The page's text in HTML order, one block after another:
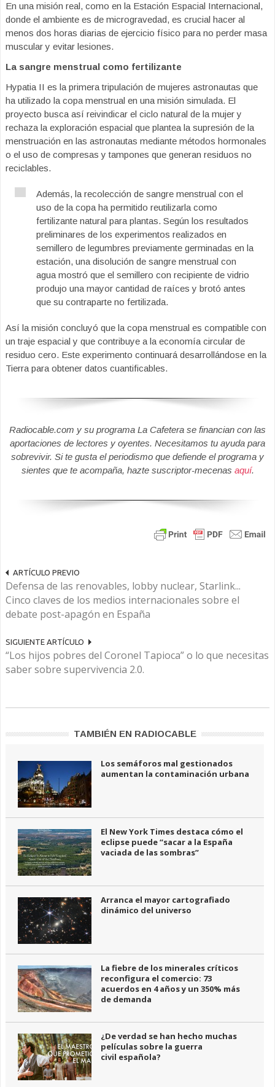
En una misión real, como en la Estación Espacial Internacional,
donde el ambiente es de microgravedad, es crucial hacer al
menos dos horas diarias de ejercicio físico para no perder masa
muscular y evitar lesiones.
La sangre menstrual como fertilizante
Hypatia II es la primera tripulación de mujeres astronautas que
ha utilizado la copa menstrual en una misión simulada. El
proyecto busca así reivindicar el ciclo natural de la mujer y
rechaza la exploración espacial que plantea la supresión de la
menstruación en las astronautas mediante métodos hormonales
o el uso de compresas y tampones que generan residuos no
reciclables.
Además, la recolección de sangre menstrual con el
uso de la copa ha permitido reutilizarla como
fertilizante natural para plantas. Según los resultados
preliminares de los experimentos realizados en
semillero de legumbres previamente germinadas en la
estación, una disolución de sangre menstrual con
agua mostró que el semillero con recipiente de vidrio
produjo una mayor cantidad de raíces y brotó antes
que su contraparte no fertilizada.
Así la misión concluyó que la copa menstrual es compatible con
un traje espacial y que contribuye a la economía circular de
residuo cero. Este experimento continuará desarrollándose en la
Tierra para obtener datos cuantificables.
Radiocable.com y su programa La Cafetera se financian con las
aportaciones de lectores y oyentes. Necesitamos tu ayuda para
sobrevivir. Si te gusta el periodismo que defiende el programa y
sientes que te acompaña, hazte suscriptor-mecenas aquí.
ARTÍCULO PREVIO
Defensa de las renovables, lobby nuclear, Starlink...
Cinco claves de los medios internacionales sobre el
debate post-apagón en España
SIGUIENTE ARTÍCULO
“Los hijos pobres del Coronel Tapioca” o lo que necesitas
saber sobre supervivencia 2.0.
TAMBIÉN EN RADIOCABLE
Los semáforos mal gestionados
aumentan la contaminación urbana
El New York Times destaca cómo el
eclipse puede “sacar a la España
vaciada de las sombras”
Arranca el mayor cartografiado
dinámico del universo
La fiebre de los minerales críticos
reconfigura el comercio: 73
acuerdos en 4 años y un 350% más
de demanda
¿De verdad se han hecho muchas
películas sobre la guerra
civil española?